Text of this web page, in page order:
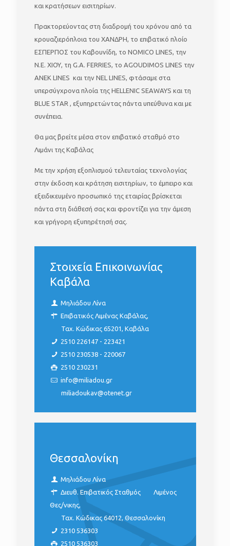
και κρατήσεων εισιτηρίων.
Πρακτορεύοντας στη διαδρομή του χρόνου από τα
κρουαζιερόπλοια του ΧΑΝΔΡΗ, το επιβατικό πλοίο
ΕΣΠΕΡΠΟΣ του Καβουνίδη, το NOMICO LINES, την
Ν.Ε. ΧΙΟΥ, τη G.A. FERRIES, το AGOUDIMOS LINES την
ANEK LINES και την NEL LINES, φτάσαμε στα
υπερσύγχρονα πλοία της HELLENIC SEAWAYS και τη
BLUE STAR , εξυπηρετώντας πάντα υπεύθυνα και με
συνέπεια.
Θα μας βρείτε μέσα στον επιβατικό σταθμό στο
Λιμάνι της Καβάλας
Με την χρήση εξοπλισμού τελευταίας τεχνολογίας
στην έκδοση και κράτηση εισιτηρίων, το έμπειρο και
εξειδικευμένο προσωπικό της εταιρίας βρίσκεται
πάντα στη διάθεσή σας και φροντίζει για την άμεση
και γρήγορη εξυπηρέτησή σας.
Στοιχεία Επικοινωνίας
Καβάλα
Μηλιάδου Λίνα
Επιβατικός Λιμένας Καβάλας,
Ταχ. Κώδικας 65201, Καβάλα
2510 226147 - 223421
2510 230538 - 220067
2510 230231
info@miliadou.gr
miliadoukav@otenet.gr
Θεσσαλονίκη
Μηλιάδου Λίνα
Διευθ. Επιβατικός Σταθμός
Λιμένος
Θες/νικης,
Ταχ. Κώδικας 64012, Θεσσαλονίκη
2310 536303
2510 536303